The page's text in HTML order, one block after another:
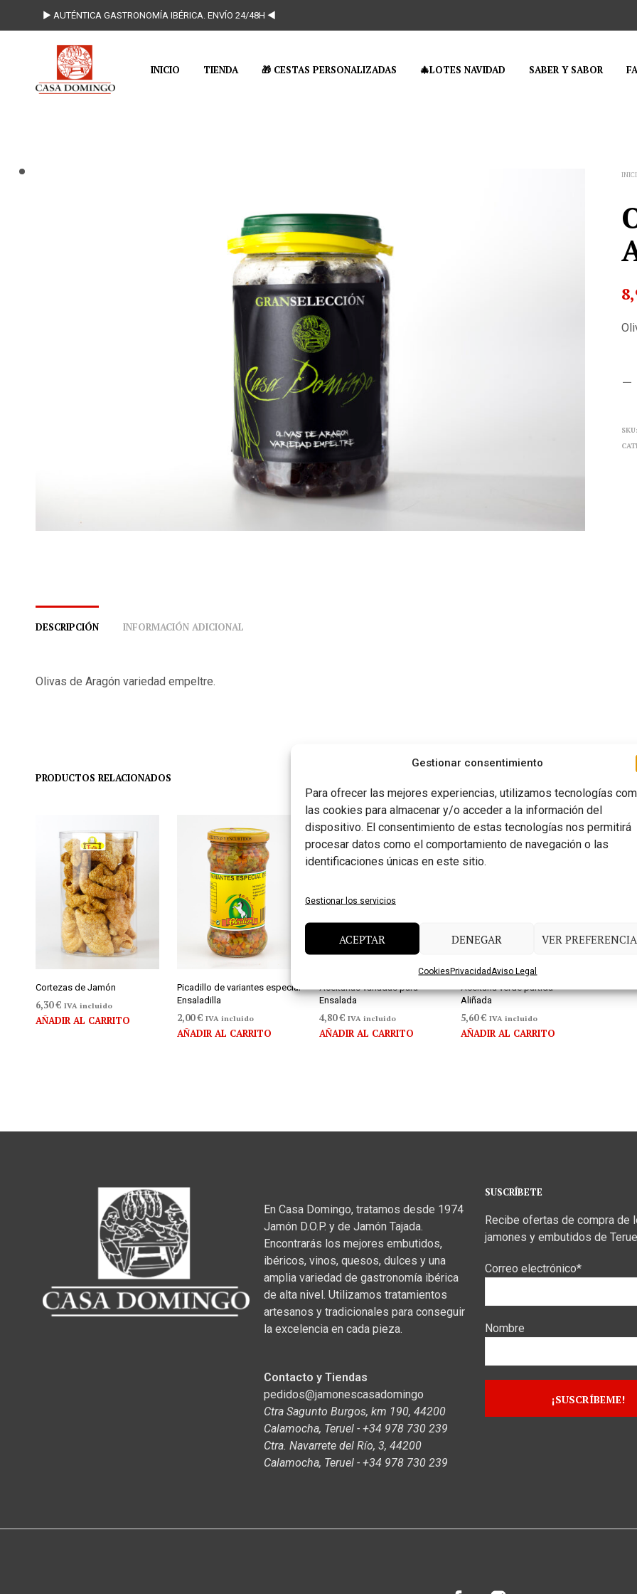
Gestionar consentimiento
Para ofrecer las mejores experiencias, utilizamos tecnologías
las cookies para almacenar y/o acceder a la información del
dispositivo. El consentimiento de estas tecnologías nos permitirá
procesar datos como el comportamiento de navegación o las
identificaciones únicas en este sitio.
Gestionar los servicios
ACEPTAR DENEGAR VER
CookiesPrivacidad Aviso Legal
► AUTÉNTICA GASTRONOMÍA IBÉRICA. ENVÍO 24/48H ◄
INICIO TIENDA 🎁 CESTAS PERSONALIZADAS 🎄LOTES NAVIDAD SABER Y SABOR
DESCRIPCIÓN INFORMACIÓN ADICIONAL
Olivas de Aragón variedad empeltre.
PRODUCTOS RELACIONADOS
Cortezas de Jamón
6,30€ IVA incluido
AÑADIR AL CARRITO
Picadillo de variantes especial
Ensaladilla
2,00€ IVA incluido
AÑADIR AL CARRITO
Aceitunas variadas para
Ensalada
4,80€ IVA incluido
AÑADIR AL CARRITO
Aceituna verde partida
Aliñada
5,60€ IVA incluido
AÑADIR AL CARRITO
En Casa Domingo, tratamos desde 1974
Jamón D.O.P. y de Jamón Tajada.
Encontrarás los mejores embutidos,
ibéricos, vinos, quesos, dulces y una
amplia variedad de gastronomía ibérica
de alta nivel. Utilizamos tratamientos
artesanos y tradicionales para conseguir
la excelencia en cada pieza.
Contacto y Tiendas
pedidos@jamonescasadomingo
Ctra Sagunto Burgos, km 190, 44200
Calamocha, Teruel - +34 978 730 239
Ctra. Navarrete del Río, 3, 44200
Calamocha, Teruel - +34 978 730 239
SUSCRÍBETE
Recibe ofertas de compra de
jamones y embutidos de
Correo electrónico*
Nombre